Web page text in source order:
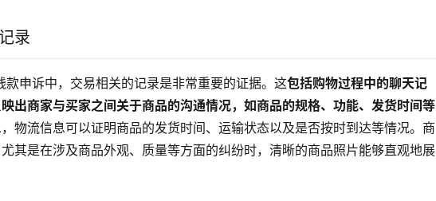
录
款申诉中，交易相关的记录是非常重要的证据。这包括购物过程中的聊天记
出商家与买家之间关于商品的沟通情况，如商品的规格、功能、发货时间等
物流信息可以证明商品的发货时间、运输状态以及是否按时到达等情况。商
其是在涉及商品外观、质量等方面的纠纷时，清晰的商品照片能够直观地展